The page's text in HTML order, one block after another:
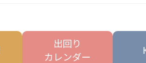
出回り
カレンダー